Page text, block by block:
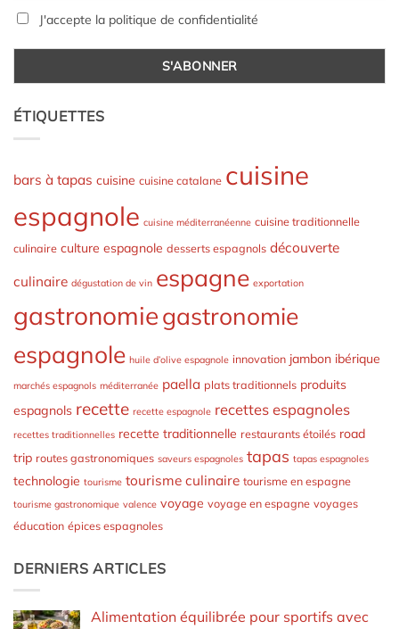
J'accepte la politique de confidentialité
ÉTIQUETTES
bars à tapas cuisine cuisine catalane cuisine
espagnole cuisine méditerranéenne cuisine traditionnelle
culinaire culture espagnole desserts espagnols découverte
culinaire dégustation de vin espagne exportation
gastronomiegastronomie
espagnole huile d’olive espagnole innovation jambon ibérique
marchés espagnols méditerranée paella plats traditionnels produits
espagnols recette recette espagnole recettes espagnoles
recettes traditionnelles recette traditionnelle restaurants étoilés road
trip routes gastronomiques saveurs espagnoles tapas tapas espagnoles
technologie tourisme tourisme culinaire tourisme en espagne
tourisme gastronomique valence voyage voyage en espagne voyages
éducation épices espagnoles
DERNIERS ARTICLES
Alimentation équilibrée pour sportifs avec